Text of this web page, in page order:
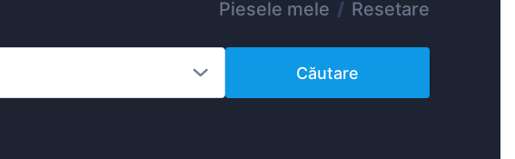
Magyar
Lietuvių
Hrvatski
Piesele mele / Resetare
Căutare